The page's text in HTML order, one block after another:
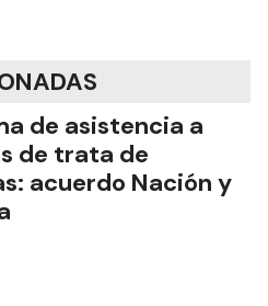
de asistencia a
de trata de
acuerdo Nación y